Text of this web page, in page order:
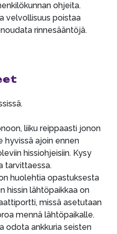
ohjeita.
velvollisuus poistaa
rinnesääntöjä.
liiku reippaasti jonon
hyvissä ajoin ennen
hissiohjeisiin. Kysy
tarvittaessa.
huolehtia opastuksesta
hissin lähtöpaikkaa on
missä asetutaan
mennä lähtöpaikalle.
odota ankkuria seisten